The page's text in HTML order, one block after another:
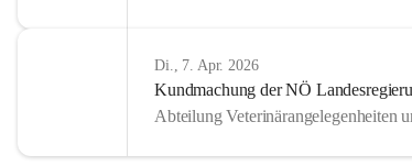
Di., 7. Apr. 2026
Kundmachung der NÖ
Abteilung Veterinärangelegenheiten